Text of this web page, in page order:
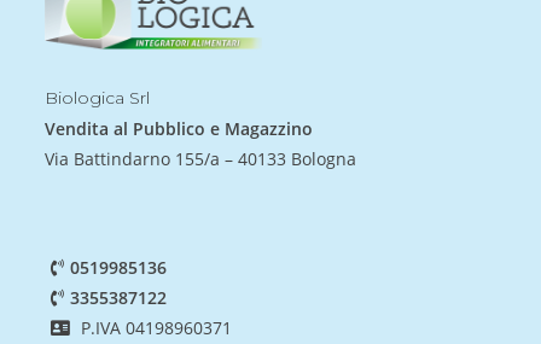
Biologica Srl
Vendita al Pubblico e Magazzino
Via Battindarno 155/a – 40133 Bologna
0519985136
3355387122
P.IVA 04198960371